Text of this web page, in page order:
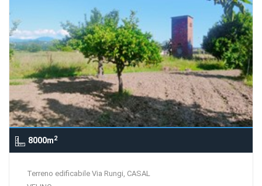
8000m2
Terreno edificabile Via Rungi, CASAL